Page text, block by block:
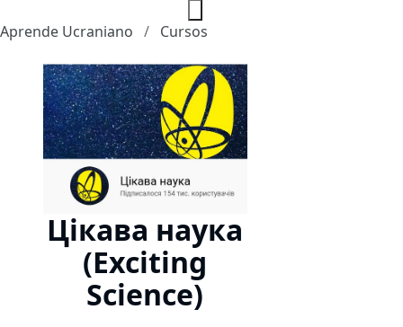
Aprende Ucraniano Cursos
Цікава наука
(Exciting
Science)